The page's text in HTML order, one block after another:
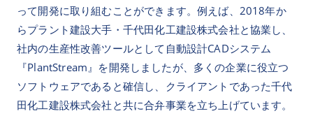
って開発に取り組むことができます。例えば、2018年か
らプラント建設大手・千代田化工建設株式会社と協業し、
社内の生産性改善ツールとして自動設計CADシステム
『PlantStream』を開発しましたが、多くの企業に役立つ
ソフトウェアであると確信し、クライアントであった千代
田化工建設株式会社と共に合弁事業を立ち上げています。